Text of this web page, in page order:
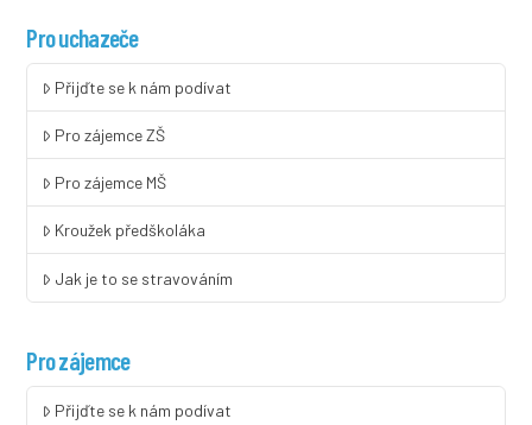
Pro uchazeče
Přijďte se k nám podívat
Pro zájemce ZŠ
Pro zájemce MŠ
Kroužek předškoláka
Jak je to se stravováním
Pro zájemce
Přijďte se k nám podívat